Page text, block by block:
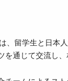
、留学生と日本
通じて交流し